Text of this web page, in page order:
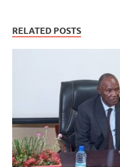
RELATED POSTS